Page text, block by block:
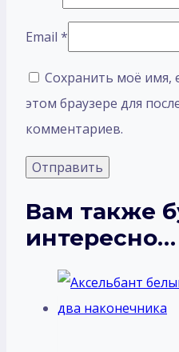
Email *
Сохранить моё имя,
этом браузере для
комментариев.
Вам также
интересно…